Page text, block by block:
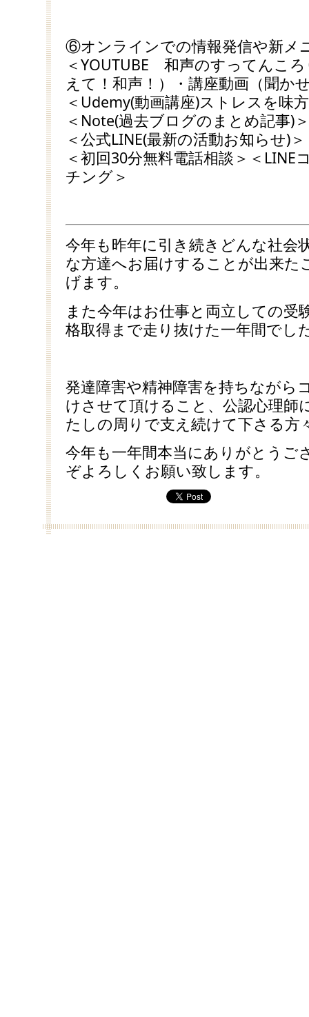
⑥オンラインでの情報発信や新メ
＜YOUTUBE 和声のすってんこ
えて！和声！）・講座動画（聞か
＜Udemy(動画講座)ストレスを味
＜Note(過去ブログのまとめ記事)＞
＜公式LINE(最新の活動お知らせ)＞
＜初回30分無料電話相談＞＜LINE
チング＞
今年も昨年に引き続きどんな社会
な方達へお届けすることが出来た
げます。
また今年はお仕事と両立しての受
格取得まで走り抜けた一年間でし
発達障害や精神障害を持ちながら
けさせて頂けること、公認心理師
たしの周りで支え続けて下さる方
今年も一年間本当にありがとうご
ぞよろしくお願い致します。